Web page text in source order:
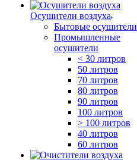
Осушители воздуха
Бытовые осушители
Промышленные
осушители
< 30 литров
50 литров
70 литров
80 литров
90 литров
100 литров
> 100 литров
40 литров
60 литров